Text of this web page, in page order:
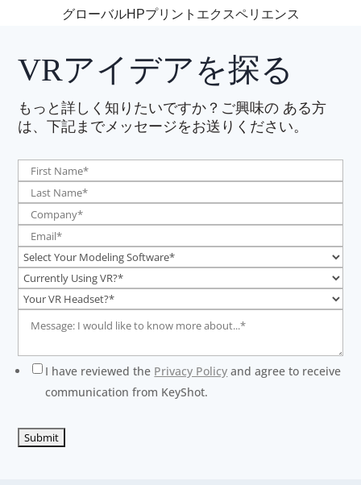
グローバルHPプリントエクスペリエンス
VRアイデアを探る
もっと詳しく知りたいですか？ご興味の ある方
は、下記までメッセージをお送りください。
I have reviewed the Privacy Policy and agree to receive
communication from KeyShot.